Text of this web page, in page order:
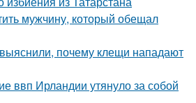
мужчину, который обещал
почему клещи нападают
ввп Ирландии утянуло за собой